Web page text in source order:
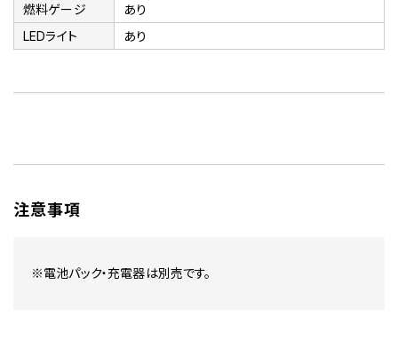
燃料ゲージ
あり
LEDライト
あり
注意事項
※電池パック・充電器は別売です。